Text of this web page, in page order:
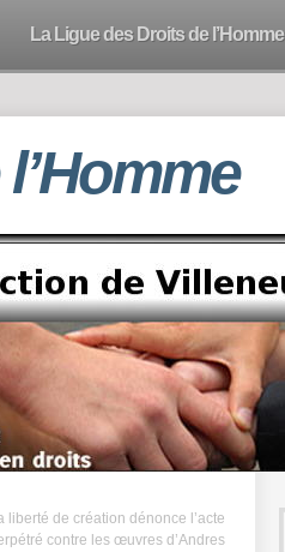
La Ligue des Droits de l’Homme
liberté de création dénonce l’acte
contre les œuvres d’Andres